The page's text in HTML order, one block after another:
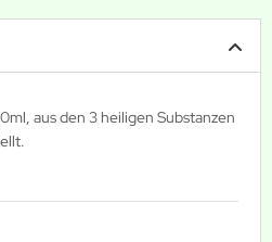
aus den 3 heiligen Substanzen